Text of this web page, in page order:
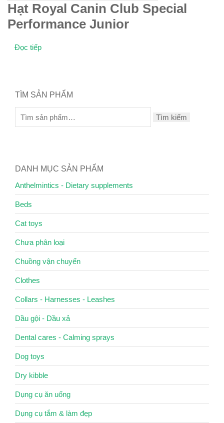
Hạt Royal Canin Club Special
Performance Junior
Đọc tiếp
TÌM SẢN PHẨM
Tìm kiếm
DANH MỤC SẢN PHẨM
Anthelmintics - Dietary supplements
Beds
Cat toys
Chưa phân loại
Chuồng vận chuyển
Clothes
Collars - Harnesses - Leashes
Dầu gội - Dầu xả
Dental cares - Calming sprays
Dog toys
Dry kibble
Dụng cụ ăn uống
Dụng cụ tắm & làm đẹp